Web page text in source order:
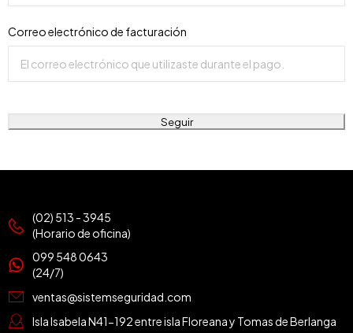
Correo electrónico de facturación
Seguir
(02) 513 - 3945
(Horario de oficina)
099 548 0643
(24/7)
ventas@sistemseguridad.com
Isla Isabela N41-192 entre isla Floreana y Tomas de Berlanga